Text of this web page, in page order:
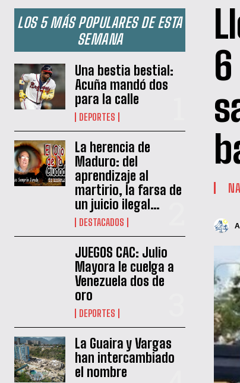
LOS 5 MÁS POPULARES DE ESTA
SEMANA
Una bestia bestial:
Acuña mandó dos
para la calle
DEPORTES
La herencia de
Maduro: del
aprendizaje al
martirio, la farsa de
un juicio ilegal…
DESTACADOS
JUEGOS CAC: Julio
Mayora le cuelga a
Venezuela dos de
oro
DEPORTES
La Guaira y Vargas
han intercambiado
el nombre